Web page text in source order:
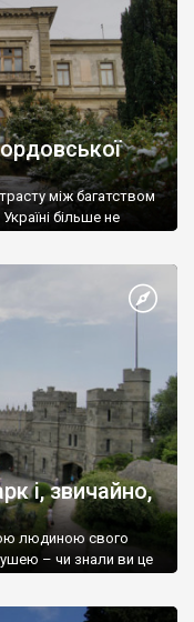
між багатством
більше не
і, звичайно,
людиною свого
– чи знали ви це